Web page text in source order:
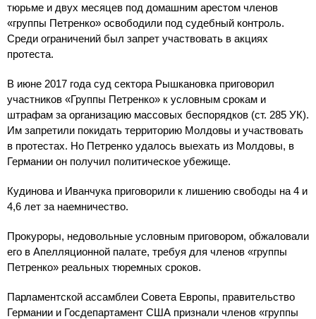
тюрьме и двух месяцев под домашним арестом членов
«группы Петренко» освободили под судебный контроль.
Среди ограничений был запрет участвовать в акциях
протеста.
В июне 2017 года суд сектора Рышкановка приговорил
участников «Группы Петренко» к условным срокам и
штрафам за организацию массовых беспорядков (ст. 285 УК).
Им запретили покидать территорию Молдовы и участвовать
в протестах. Но Петренко удалось выехать из Молдовы, в
Германии он получил политическое убежище.
Кудинова и Иванчука приговорили к лишению свободы на 4 и
4,6 лет за наемничество.
Прокуроры, недовольные условным приговором, обжаловали
его в Апелляционной палате, требуя для членов «группы
Петренко» реальных тюремных сроков.
Парламентской ассамблеи Совета Европы, правительство
Германии и Госдепартамент США признали членов «группы